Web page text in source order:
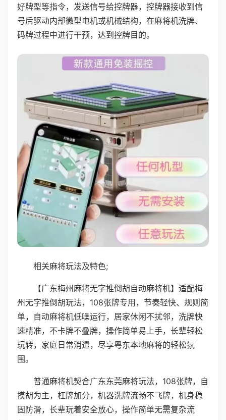
好牌型等指令，发送信号给控牌器，控牌器接收到信
号后驱动内部微型电机或机械结构，在麻将机洗牌、
码牌过程中进行干预，达到控牌目的。
相关麻将玩法及特色;
【广东梅州麻将无字推倒胡自动麻将机】适配梅
州无字推倒胡玩法，108张牌专用，节奏轻快、规则简
单，自动麻将机低噪运行，居家休闲不扰邻，洗牌快
速精准，不卡牌不叠牌，操作简单易上手，长辈轻松
玩转，家庭日常消遣，尽享粤东本地麻将的轻松氛
围。
普通麻将机契合广东东莞麻将玩法，108张牌，自
摸胡为主，杠牌加分，机器洗牌流畅不飞牌，机身稳
固防滑，长辈玩着安全放心，操作简单无需复杂流